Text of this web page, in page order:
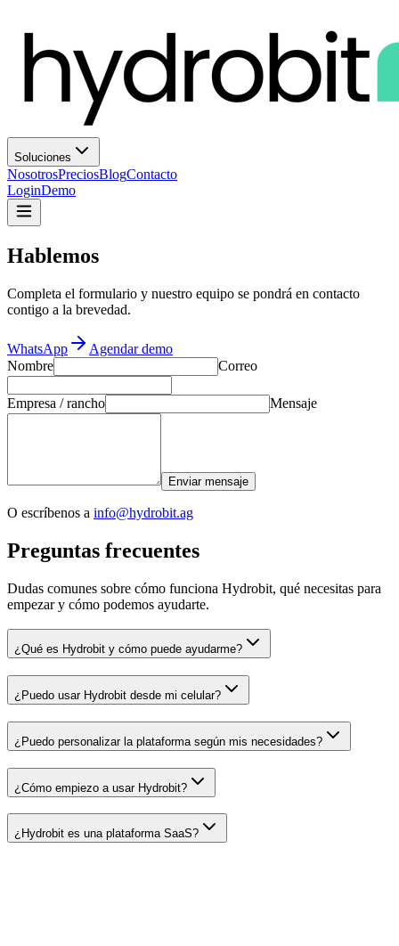
Soluciones
NosotrosPreciosBlogContacto
LoginDemo
Hablemos
Completa el formulario y nuestro equipo se pondrá en contacto
contigo a la brevedad.
WhatsApp
Agendar demo
Nombre
Correo
Empresa / rancho Mensaje
Enviar mensaje
O escríbenos a info@hydrobit.ag
Preguntas frecuentes
Dudas comunes sobre cómo funciona Hydrobit, qué necesitas para
empezar y cómo podemos ayudarte.
¿Qué es Hydrobit y cómo puede ayudarme?
¿Puedo usar Hydrobit desde mi celular?
¿Puedo personalizar la plataforma según mis necesidades?
¿Cómo empiezo a usar Hydrobit?
¿Hydrobit es una plataforma SaaS?